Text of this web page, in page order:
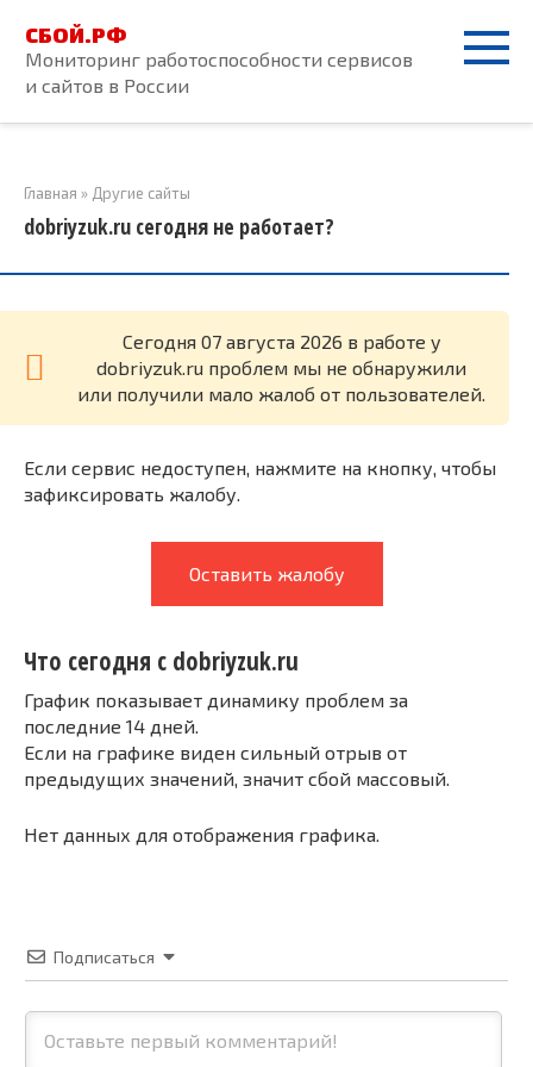
контенту
СБОЙ.РФ
Мониторинг работоспособности сервисов
и сайтов в России
Главная » Другие сайты
dobriyzuk.ru сегодня не работает?
Cегодня 07 августа 2026 в работе у
dobriyzuk.ru проблем мы не обнаружили
или получили мало жалоб от пользователей.
Если сервис недоступен, нажмите на кнопку, чтобы
зафиксировать жалобу.
Оставить жалобу
Что сегодня с dobriyzuk.ru
График показывает динамику проблем за
последние 14 дней.
Если на графике виден сильный отрыв от
предыдущих значений, значит сбой массовый.
Нет данных для отображения графика.
Подписаться